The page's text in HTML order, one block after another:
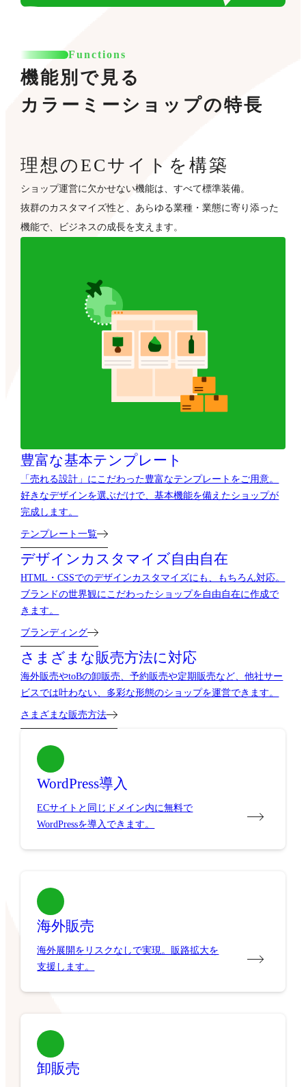
Functions
機能別で見る
カラーミーショップの特長
理想のECサイトを構築
ショップ運営に欠かせない機能は、すべて標準装備。
抜群のカスタマイズ性と、あらゆる業種・業態に寄り添った
機能で、ビジネスの成長を支えます。
豊富な基本テンプレート
「売れる設計」にこだわった豊富なテンプレートをご用意。
好きなデザインを選ぶだけで、基本機能を備えたショップが
完成します。
テンプレート一覧
デザインカスタマイズ自由自在
HTML・CSSでのデザインカスタマイズにも、もちろん対応。
ブランドの世界観にこだわったショップを自由自在に作成で
きます。
ブランディング
さまざまな販売方法に対応
海外販売やtoBの卸販売、予約販売や定期販売など、他社サー
ビスでは叶わない、多彩な形態のショップを運営できます。
さまざまな販売方法
WordPress導入
ECサイトと同じドメイン内に無料で
WordPressを導入できます。
海外販売
海外展開をリスクなしで実現。販路拡大を
支援します。
卸販売